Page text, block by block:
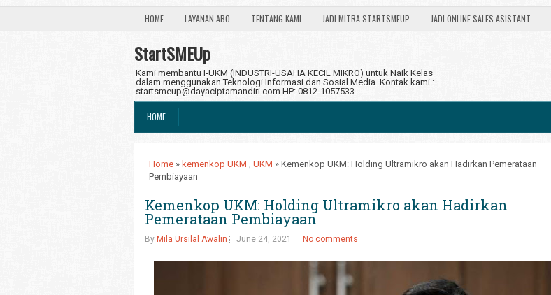
HOME LAYANAN ABO TENTANG KAMI JADI MITRA STARTSMEUP JADI ONLINE SALES ASISTANT
StartSMEUp
Kami membantu I-UKM (INDUSTRI-USAHA KECIL MIKRO) untuk Naik Kelas
dalam menggunakan Teknologi Informasi dan Sosial Media. Kontak kami :
startsmeup@dayaciptamandiri.com HP: 0812-1057533
HOME
Home » kemenkop UKM , UKM » Kemenkop UKM: Holding Ultramikro akan Hadirkan Pemerataan
Pembiayaan
Kemenkop UKM: Holding Ultramikro akan Hadirkan
Pemerataan Pembiayaan
By Mila Ursilal Awalin June 24, 2021 No comments